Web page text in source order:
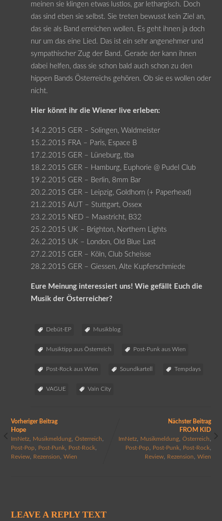
meinen sie klingen etwas lustlos, gar lethargisch. Doch
das sind eben sie selbst. Sie treten bewusst kein Ziel an,
das sie als Band erreichen wollen. Es geht ihnen ja doch
nur um das eine Lied. Das ist ein sehr angenehmer und
sympathischer Zug der Band. Gerade der kann ihnen
dabei helfen, dass sie schon bald auch schon zu den
hippen Bands Österreichs gehören. Ob sie es wollen oder
nicht.
Hier könnt ihr die Wiener live erleben:
14.2.2015 GER – Solingen, Waldmeister
15.2.2015 FRA – Paris, Espace B
17.2.2015 GER – Lüneburg, tba
18.2.2015 GER – Hamburg, Euphorie @ Pudel Club
19.2.2015 GER – Berlin, 8mm Bar
20.2.2015 GER – Leipzig, Goldhorn (+ Paperhead)
21.2.2015 AUT – Stuttgart, Ossex
23.2.2015 NED – Maastricht, B32
25.2.2015 UK – Brighton, Northern Lights
26.2.2015 UK – London, Old Blue Last
27.2.2015 GER – Köln, Club Scheisse
28.2.2015 GER – Giessen, Alte Kupferschmiede
Eure Meinung interessiert uns! Wie gefällt Euch die
Musik der Österreicher?
Debüt-EP Musikblog
Musiktipp aus Österreich Post-Punk aus Wien
Post-Rock aus Wien Soundkartell Tempdays
VAGUE Vain City
Vorheriger Beitrag
Hope
ImNetz, Musikmeldung, Österreich,
Post-Pop, Post-Punk, Post-Rock,
Review, Rezension, Wien
Nächster Beitrag
FROM KID
ImNetz, Musikmeldung,Österreich,
Post-Pop, Post-Punk, Post-Rock,
Review, Rezension,Wien
LEAVE A REPLY TEXT